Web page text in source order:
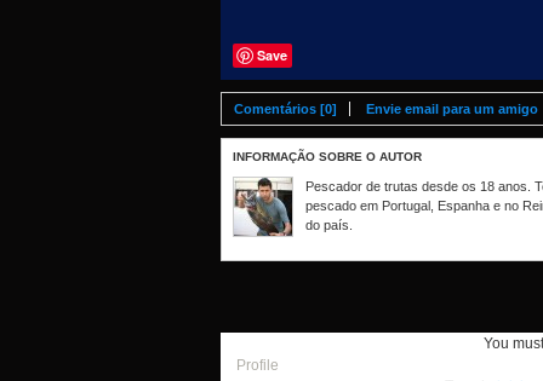
Save
Comentários [0] Envie email para um amigo
INFORMAÇÃO SOBRE O AUTOR
Pescador de trutas desde os 18 anos.
pescado em Portugal, Espanha e no
do país.
You
Profile